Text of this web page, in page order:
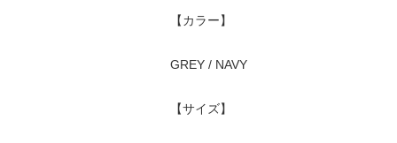
【カラー】
GREY / NAVY
【サイズ】